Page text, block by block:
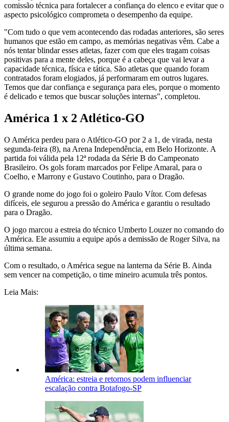
comissão técnica para fortalecer a confiança do elenco e evitar que o
aspecto psicológico comprometa o desempenho da equipe.
"Com tudo o que vem acontecendo das rodadas anteriores, são seres
humanos que estão em campo, as memórias negativas vêm. Cabe a
nós tentar blindar esses atletas, fazer com que eles tragam coisas
positivas para a mente deles, porque é a cabeça que vai levar a
capacidade técnica, física e tática. São atletas que quando foram
contratados foram elogiados, já performaram em outros lugares.
Temos que dar confiança e segurança para eles, porque o momento
é delicado e temos que buscar soluções internas", completou.
América 1 x 2 Atlético-GO
O América perdeu para o Atlético-GO por 2 a 1, de virada, nesta
segunda-feira (8), na Arena Independência, em Belo Horizonte. A
partida foi válida pela 12ª rodada da Série B do Campeonato
Brasileiro. Os gols foram marcados por Felipe Amaral, para o
Coelho, e Marrony e Gustavo Coutinho, para o Dragão.
O grande nome do jogo foi o goleiro Paulo Vítor. Com defesas
difíceis, ele segurou a pressão do América e garantiu o resultado
para o Dragão.
O jogo marcou a estreia do técnico Umberto Louzer no comando do
América. Ele assumiu a equipe após a demissão de Roger Silva, na
última semana.
Com o resultado, o América segue na lanterna da Série B. Ainda
sem vencer na competição, o time mineiro acumula três pontos.
Leia Mais:
América: estreia e retornos podem influenciar
escalação contra Botafogo-SP